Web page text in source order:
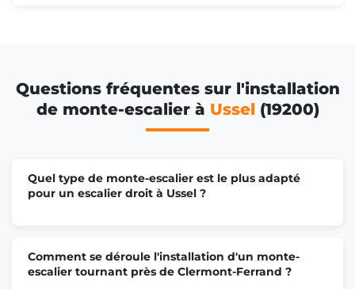
Questions fréquentes sur l'installation
de monte-escalier à Ussel (19200)
Quel type de monte-escalier est le plus adapté
pour un escalier droit à Ussel ?
Comment se déroule l'installation d'un monte-
escalier tournant près de Clermont-Ferrand ?